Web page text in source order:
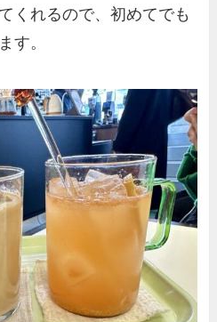
くれるので、初めてでも
す。